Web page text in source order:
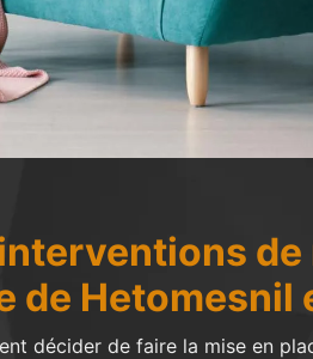
de
de Hetomesnil
décider de faire la mise en